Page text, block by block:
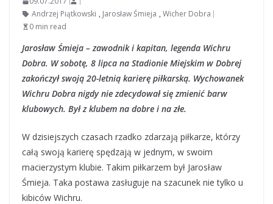
Andrzej Piątkowski , Jarosław Śmieja , Wicher Dobra
0 min read
Jarosław Śmieja – zawodnik i kapitan, legenda Wichru
Dobra. W sobotę, 8 lipca na Stadionie Miejskim w Dobrej
zakończył swoją 20-letnią karierę piłkarską. Wychowanek
Wichru Dobra nigdy nie zdecydował się zmienić barw
klubowych. Był z klubem na dobre i na złe.
W dzisiejszych czasach rzadko zdarzają piłkarze, którzy
całą swoją karierę spędzają w jednym, w swoim
macierzystym klubie. Takim piłkarzem był Jarosław
Śmieja. Taka postawa zasługuje na szacunek nie tylko u
kibiców Wichru.